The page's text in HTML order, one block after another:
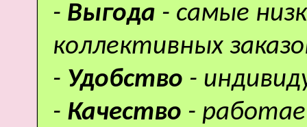
- Выгода - самые
коллективных
- Удобство -
- Качество -